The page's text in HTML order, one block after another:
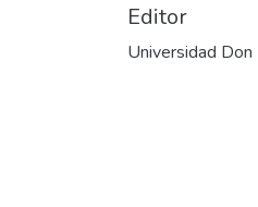
Editor
Universidad Don